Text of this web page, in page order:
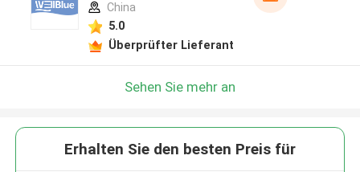
China
5.0
Überprüfter Lieferant
Sehen Sie mehr an
Erhalten Sie den besten Preis für